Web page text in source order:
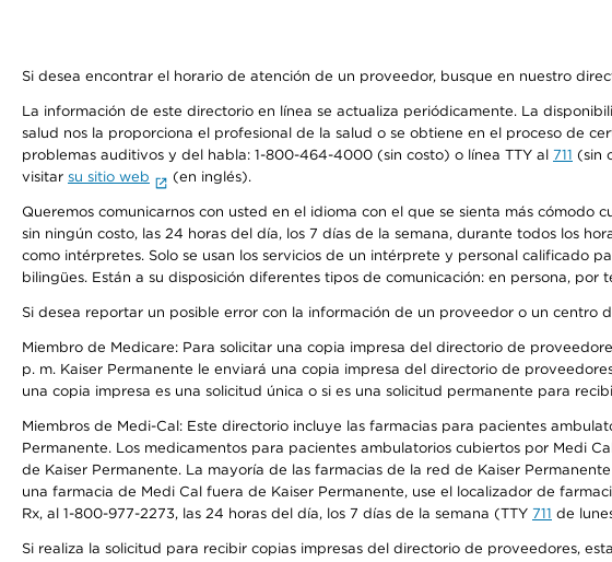
Si desea encontrar el horario de atención de un proveedor, busque en nuestro
La información de este directorio en línea se actualiza periódicamente. La
salud nos la proporciona el profesional de la salud o se obtiene en el proceso de
problemas auditivos y del habla: 1-800-464-4000 (sin costo) o línea TTY al 711 (sin
visitar su sitio web (en inglés).
Queremos comunicarnos con usted en el idioma con el que se sienta más cómodo
sin ningún costo, las 24 horas del día, los 7 días de la semana, durante todos los
como intérpretes. Solo se usan los servicios de un intérprete y personal calificado
bilingües. Están a su disposición diferentes tipos de comunicación: en persona, por
Si desea reportar un posible error con la información de un proveedor o un centro
Miembro de Medicare: Para solicitar una copia impresa del directorio de
p. m. Kaiser Permanente le enviará una copia impresa del directorio de
una copia impresa es una solicitud única o si es una solicitud permanente para
Miembros de Medi-Cal: Este directorio incluye las farmacias para pacientes
Permanente. Los medicamentos para pacientes ambulatorios cubiertos por Medi
de Kaiser Permanente. La mayoría de las farmacias de la red de Kaiser
una farmacia de Medi Cal fuera de Kaiser Permanente, use el localizador de
Rx, al 1-800-977-2273, las 24 horas del día, los 7 días de la semana (TTY 711 de
Si realiza la solicitud para recibir copias impresas del directorio de proveedores,